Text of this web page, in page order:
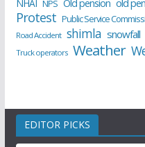
NHAI NPS Old pension old
Protest Public Service
Road Accident shimla snowfall
Truck operators Weather
EDITOR PICKS